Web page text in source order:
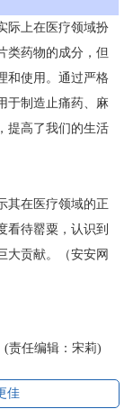
上在医疗领域扮
类药物的成分，但
和使用。通过严格
于制造止痛药、麻
提高了我们的生活
在医疗领域的正
看待罂粟，认识到
大贡献。（安安网
(责任编辑：宋莉)
佳